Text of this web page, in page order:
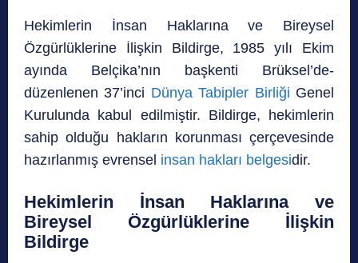
Hekimlerin İnsan Haklarına ve Bireysel
Özgürlüklerine İlişkin Bildirge, 1985 yılı Ekim
ayında Belçika’nın başkenti Brüksel’de-
düzenlenen 37’inci Dünya Tabipler Birliği Genel
Kurulunda kabul edilmiştir. Bildirge, hekimlerin
sahip olduğu hakların korunması çerçevesinde
hazırlanmış evrensel insan hakları belgesidir.
Hekimlerin İnsan Haklarına ve
Bireysel Özgürlüklerine İlişkin
Bildirge